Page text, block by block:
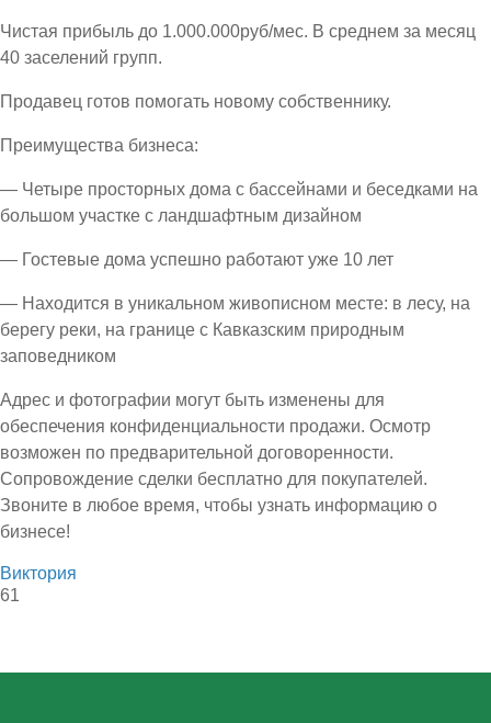
Чистая прибыль до 1.000.000руб/мес. В среднем за месяц
40 заселений групп.
Продавец готов помогать новому собственнику.
Преимущества бизнеса:
— Четыре просторных дома с бассейнами и беседками на
большом участке с ландшафтным дизайном
— Гостевые дома успешно работают уже 10 лет
— Находится в уникальном живописном месте: в лесу, на
берегу реки, на границе с Кавказским природным
заповедником
Адрес и фотографии могут быть изменены для
обеспечения конфиденциальности продажи. Осмотр
возможен по предварительной договоренности.
Сопровождение сделки бесплатно для покупателей.
Звоните в любое время, чтобы узнать информацию о
бизнесе!
Виктория
61